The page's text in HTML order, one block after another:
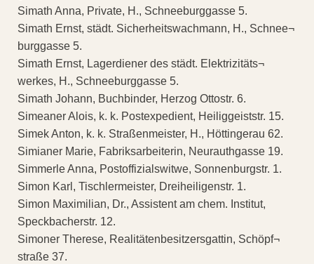
Simath Anna, Private, H., Schneeburggasse 5.
Simath Ernst, städt. Sicherheitswachmann, H., Schnee¬
burggasse 5.
Simath Ernst, Lagerdiener des städt. Elektrizitäts¬
werkes, H., Schneeburggasse 5.
Simath Johann, Buchbinder, Herzog Ottostr. 6.
Simeaner Alois, k. k. Postexpedient, Heiliggeiststr. 15.
Simek Anton, k. k. Straßenmeister, H., Höttingerau 62.
Simianer Marie, Fabriksarbeiterin, Neurauthgasse 19.
Simmerle Anna, Postoffizialswitwe, Sonnenburgstr. 1.
Simon Karl, Tischlermeister, Dreiheiligenstr. 1.
Simon Maximilian, Dr., Assistent am chem. Institut,
Speckbacherstr. 12.
Simoner Therese, Realitätenbesitzersgattin, Schöpf¬
straße 37.